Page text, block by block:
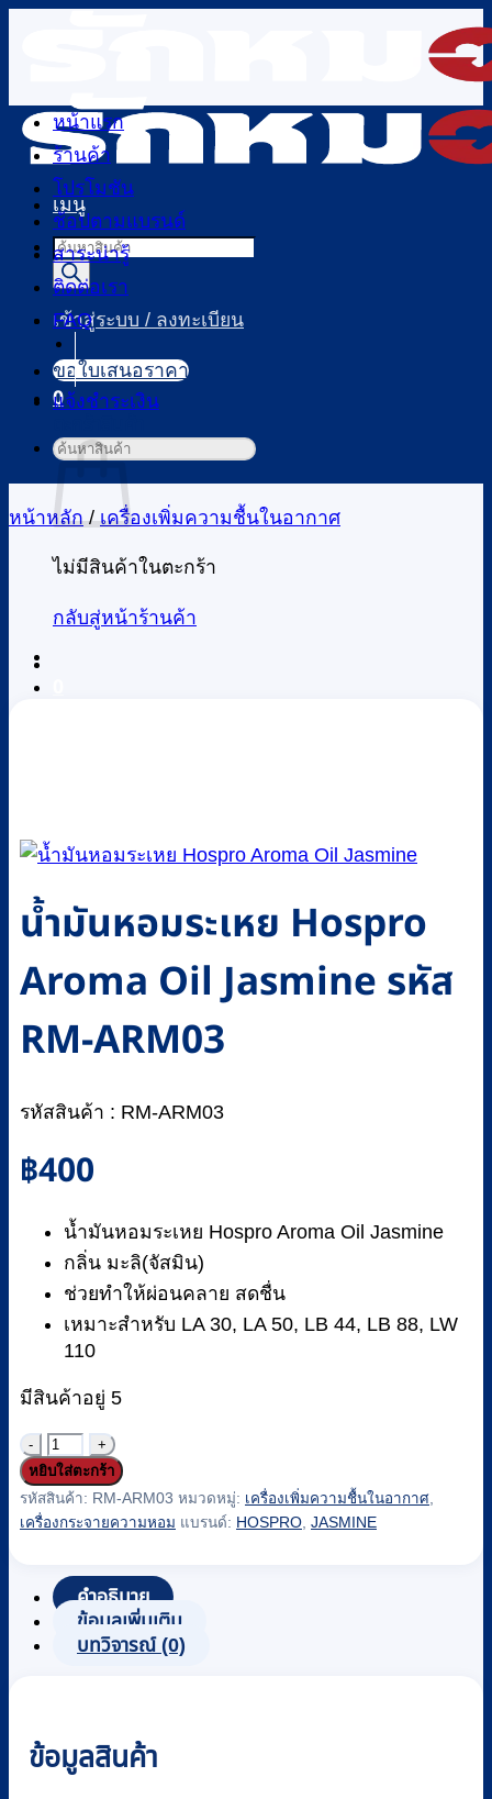
เนื้อหา
เมนู
Products
search
เข้าสู่ระบบ / ลงทะเบียน
0
ไม่มีสินค้าในตะกร้า
กลับสู่หน้าร้านค้า
หน้าแรก
ร้านค้า
โปรโมชัน
ช้อปตามแบรนด์
สาระน่ารู้
ติดต่อเรา
FAQ
ขอใบเสนอราคา
แจ้งชำระเงิน
ค้นหา:
หน้าหลัก / เครื่องเพิ่มความชื้นในอากาศ
น้ำมันหอมระเหย Hospro
Aroma Oil Jasmine รหัส
RM-ARM03
รหัสสินค้า : RM-ARM03
฿400
น้ำมันหอมระเหย Hospro Aroma Oil Jasmine
กลิ่น มะลิ(จัสมิน)
ช่วยทำให้ผ่อนคลาย สดชื่น
เหมาะสำหรับ LA 30, LA 50, LB 44, LB 88, LW
110
มีสินค้าอยู่ 5
จำนวน
น้ำมัน
หอม
Aroma
Oil
Jasmine
หยิบใส่ตะกร้า
รหัสสินค้า: RM-ARM03 หมวดหมู่: เครื่องเพิ่มความชื้นในอากาศ,
เครื่องกระจายความหอม แบรนด์: HOSPRO, JASMINE
คำอธิบาย
ข้อมูลเพิ่มเติม
บทวิจารณ์ (0)
ข้อมูลสินค้า